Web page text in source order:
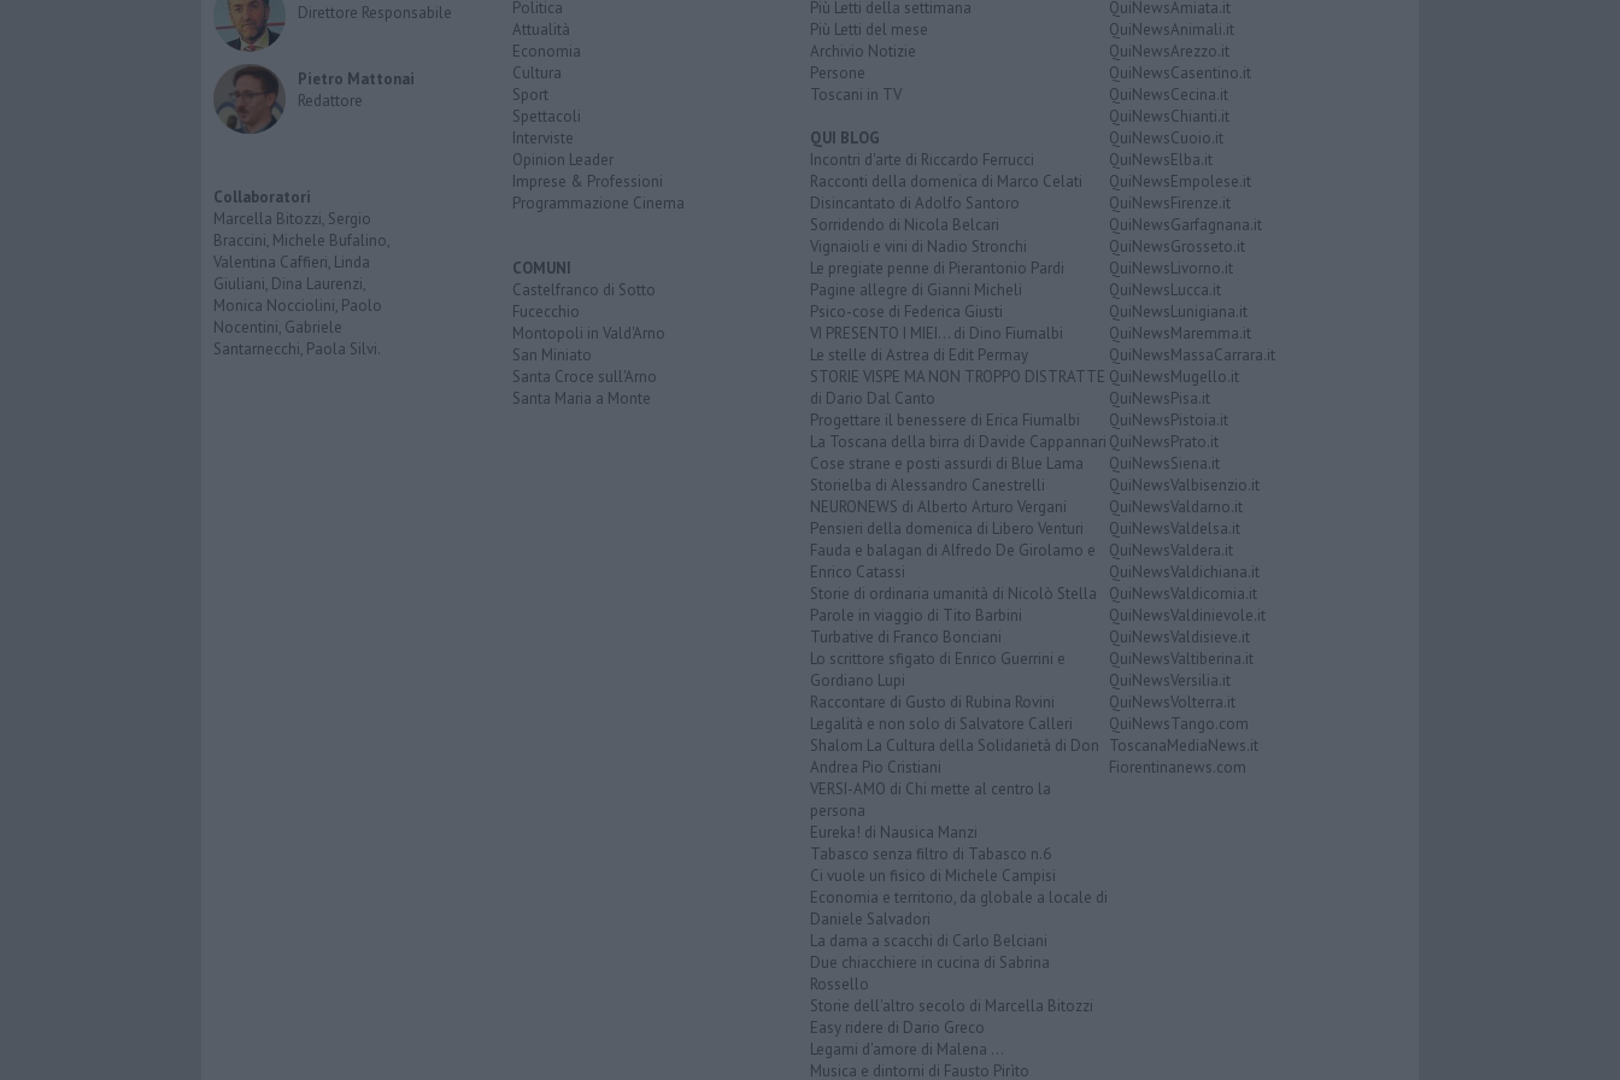
Direttore Responsabile
Pietro Mattonai
Redattore
Collaboratori
Marcella Bitozzi, Sergio
Braccini, Michele Bufalino,
Valentina Caffieri, Linda
Giuliani, Dina Laurenzi,
Monica Nocciolini, Paolo
Nocentini, Gabriele
Santarnecchi, Paola Silvi.
Politica
Attualità
Economia
Cultura
Sport
Spettacoli
Interviste
Opinion Leader
Imprese & Professioni
Programmazione Cinema
COMUNI
Castelfranco di Sotto
Fucecchio
Montopoli in Vald'Arno
San Miniato
Santa Croce sull'Arno
Santa Maria a Monte
Più Letti della settimana
Più Letti del mese
Archivio Notizie
Persone
Toscani in TV
QUI BLOG
Incontri d'arte di Riccardo Ferrucci
Racconti della domenica di Marco Celati
Disincantato di Adolfo Santoro
Sorridendo di Nicola Belcari
Vignaioli e vini di Nadio Stronchi
Le pregiate penne di Pierantonio Pardi
Pagine allegre di Gianni Micheli
Psico-cose di Federica Giusti
VI PRESENTO I MIEI... di Dino Fiumalbi
Le stelle di Astrea di Edit Permay
STORIE VISPE MA NON TROPPO DISTRATTE
di Dario Dal Canto
Progettare il benessere di Erica Fiumalbi
La Toscana della birra di Davide Cappannari
Cose strane e posti assurdi di Blue Lama
Storielba di Alessandro Canestrelli
NEURONEWS di Alberto Arturo Vergani
Pensieri della domenica di Libero Venturi
Fauda e balagan di Alfredo De Girolamo e
Enrico Catassi
Storie di ordinaria umanità di Nicolò Stella
Parole in viaggio di Tito Barbini
Turbative di Franco Bonciani
Lo scrittore sfigato di Enrico Guerrini e
Gordiano Lupi
Raccontare di Gusto di Rubina Rovini
Legalità e non solo di Salvatore Calleri
Shalom La Cultura della Solidarietà di Don
Andrea Pio Cristiani
VERSI-AMO di Chi mette al centro la
persona
Eureka! di Nausica Manzi
Tabasco senza filtro di Tabasco n.6
Ci vuole un fisico di Michele Campisi
Economia e territorio, da globale a locale di
Daniele Salvadori
La dama a scacchi di Carlo Belciani
Due chiacchiere in cucina di Sabrina
Rossello
Storie dell'altro secolo di Marcella Bitozzi
Easy ridere di Dario Greco
Legami d'amore di Malena ...
Musica e dintorni di Fausto Pirìto
QuiNewsAmiata.it
QuiNewsAnimali.it
QuiNewsArezzo.it
QuiNewsCasentino.it
QuiNewsCecina.it
QuiNewsChianti.it
QuiNewsCuoio.it
QuiNewsElba.it
QuiNewsEmpolese.it
QuiNewsFirenze.it
QuiNewsGarfagnana.it
QuiNewsGrosseto.it
QuiNewsLivorno.it
QuiNewsLucca.it
QuiNewsLunigiana.it
QuiNewsMaremma.it
QuiNewsMassaCarrara.it
QuiNewsMugello.it
QuiNewsPisa.it
QuiNewsPistoia.it
QuiNewsPrato.it
QuiNewsSiena.it
QuiNewsValbisenzio.it
QuiNewsValdarno.it
QuiNewsValdelsa.it
QuiNewsValdera.it
QuiNewsValdichiana.it
QuiNewsValdicornia.it
QuiNewsValdinievole.it
QuiNewsValdisieve.it
QuiNewsValtiberina.it
QuiNewsVersilia.it
QuiNewsVolterra.it
QuiNewsTango.com
ToscanaMediaNews.it
Fiorentinanews.com